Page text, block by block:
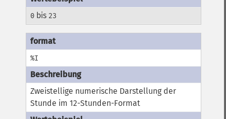
0 bis 23
%I
Zweistellige numerische Darstellung der
Stunde im 12-Stunden-Format